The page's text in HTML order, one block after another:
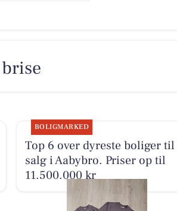
BOLIGMARKED
Top 6 over dyreste boliger til
salg i Aabybro. Priser op til
11.500.000 kr